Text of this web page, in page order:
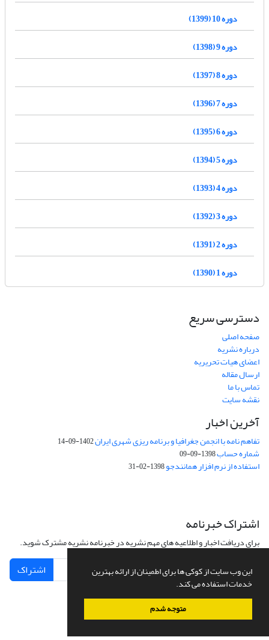
این وب سایت از کوکی ها برای اطمینان از ارائه بهترین
خدمات استفاده می کند.
متوجه شدم
دوره 10 (1399)
دوره 9 (1398)
دوره 8 (1397)
دوره 7 (1396)
دوره 6 (1395)
دوره 5 (1394)
دوره 4 (1393)
دوره 3 (1392)
دوره 2 (1391)
دوره 1 (1390)
دسترسی سریع
صفحه اصلی
درباره نشریه
اعضای هیات تحریریه
ارسال مقاله
تماس با ما
نقشه سایت
آخرین اخبار
تفاهم نامه با انجمن جغرافیا و برنامه ریزی شهری ایران1402-09-14
شماره حساب1398-09-09
استفاده از نرم افزار همانندجو1398-02-31
اشتراک خبرنامه
برای دریافت اخبار و اطلاعیه های مهم نشریه در خبرنامه نشریه مشترک شوید.
اشتراک
سامانه مدیریت نشریات علمی.طراحی و پیاده سازی ازسیناوب